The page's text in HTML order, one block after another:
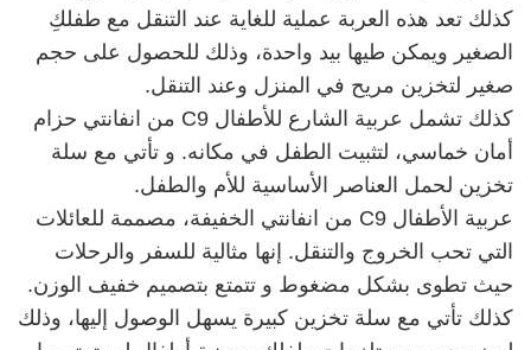
كذلك تعد هذه العربة عملية للغاية عند التنقل مع طفلكِ
الصغير ويمكن طيها بيد واحدة، وذلك للحصول على حجم
صغير لتخزين مريح في المنزل وعند التنقل.
كذلك تشمل عربية الشارع للأطفال C9 من انفانتي حزام
أمان خماسي، لتثبيت الطفل في مكانه. و تأتي مع سلة
تخزين لحمل العناصر الأساسية للأم والطفل.
عربية الأطفال C9 من انفانتي الخفيفة، مصممة للعائلات
التي تحب الخروج والتنقل. إنها مثالية للسفر والرحلات
حيث تطوى بشكل مضغوط و تتمتع بتصميم خفيف الوزن.
كذلك تأتي مع سلة تخزين كبيرة يسهل الوصول إليها، وذلك